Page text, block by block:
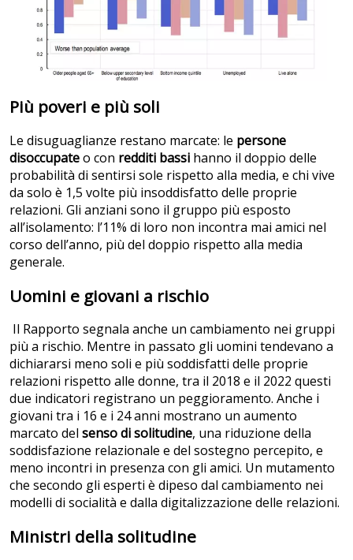
Più poveri e più soli
Le disuguaglianze restano marcate: le persone
disoccupateo con redditi bassi hanno il doppio delle
probabilità di sentirsi sole rispetto alla media, e chi vive
da solo è 1,5 volte più insoddisfatto delle proprie
relazioni. Gli anziani sono il gruppo più esposto
all’isolamento: l’11% di loro non incontra mai amici nel
corso dell’anno, più del doppio rispetto alla media
generale.
Uomini e giovani a rischio
Il Rapporto segnala anche un cambiamento nei gruppi
più a rischio. Mentre in passato gli uomini tendevano a
dichiararsi meno soli e più soddisfatti delle proprie
relazioni rispetto alle donne, tra il 2018 e il 2022 questi
due indicatori registrano un peggioramento. Anche i
giovani tra i 16 e i 24 anni mostrano un aumento
marcato del senso di solitudine, una riduzione della
soddisfazione relazionale e del sostegno percepito, e
meno incontri in presenza con gli amici. Un mutamento
che secondo gli esperti è dipeso dal cambiamento nei
modelli di socialità e dalla digitalizzazione delle relazioni.
Ministri della solitudine